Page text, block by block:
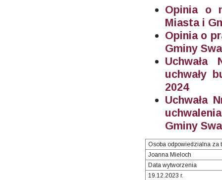
Opinia o
Miasta i
Opinia o
Gminy
Uchwała
uchwały
2024
Uchwała
Gminy
Osoba odpowiedzialna za
Joanna Mieloch
Data wytworzenia
19.12.2023 r.